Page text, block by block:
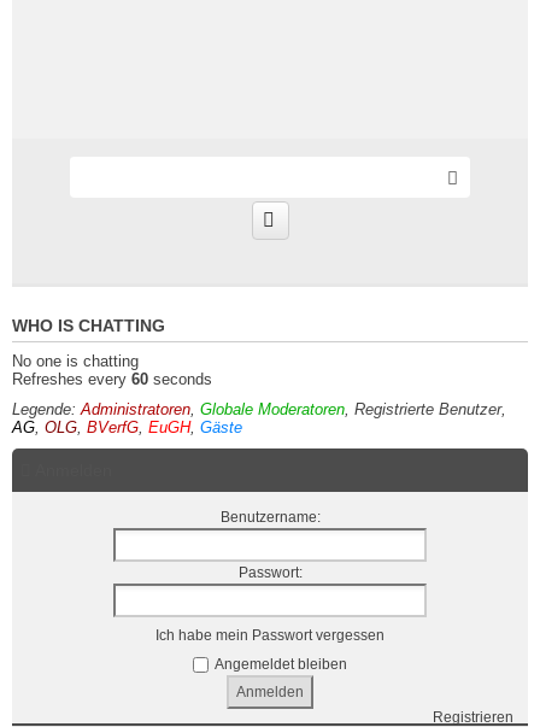
WHO IS CHATTING
No one is chatting
Refreshes every 60 seconds
Legende:Administratoren, Globale Moderatoren, Registrierte Benutzer,
AG, OLG, BVerfG, EuGH, Gäste
Benutzername:
Passwort:
Ich habe mein Passwort vergessen
Angemeldet bleiben
Registrieren